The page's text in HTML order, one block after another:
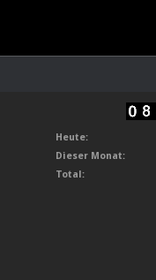
Heute:
Dieser Monat:
Total: